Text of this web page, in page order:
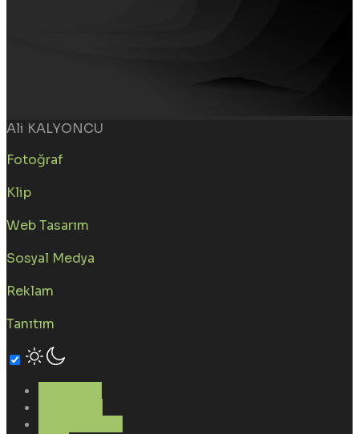
Ali KALYONCU
Fotoğraf
Klip
Web Tasarım
Sosyal Medya
Reklam
Tanıtım